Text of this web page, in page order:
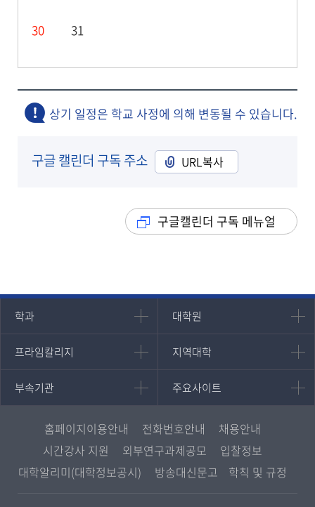
30 31
상기 일정은 학교 사정에 의해 변동될 수 있습니다.
구글 캘린더 구독 주소 URL복사
구글캘린더 구독 메뉴얼
학과
인문과학대학
국어국문학과
영어영문학과
일본학과
사회과학대학
대학원
대학원
대학원
경영대학원
프라임칼리지
프라임칼리지
학사학위과정
평생교육과정
지역대학
지역대학
지역대학 포털
서울지역대학
대구경북지역대학
인천지역대학
광주전남지역대학
부속기관
부속기관
중앙도서관
원격교육혁신연구원
통합인문학연구소
디지털미디어센터
주요사이트
주요사이트
멘토링
진로심리상담
교육정보화본부
국립대학육성사업
홈페이지이용안내 전화번호안내
채용안내
시간강사 지원
외부연구과제공모
입찰정보
대학알리미(대학정보공시)
방송대신문고 학칙 및 규정